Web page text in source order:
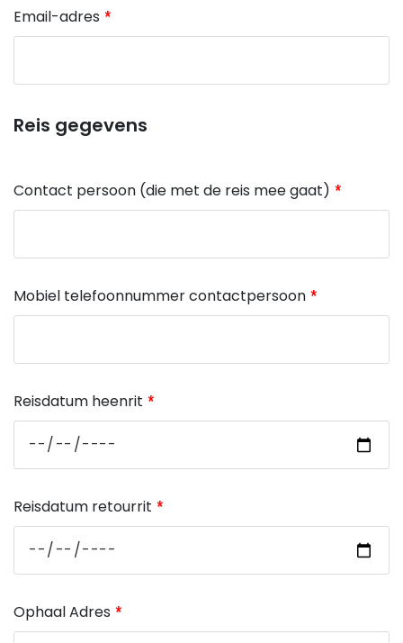
Email-adres
Reis gegevens
Contact persoon (die met de reis mee gaat)
Mobiel telefoonnummer contactpersoon
Reisdatum heenrit
Reisdatum retourrit
Ophaal Adres